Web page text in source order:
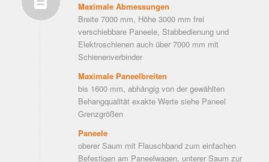
Maximale Abmessungen
Breite 7000 mm, Höhe 3000 mm frei
verschiebbare Paneele, Stabbedienung und
Elektroschienen auch über 7000 mm mit
Schienenverbinder
Maximale Paneelbreiten
bis 1600 mm, abhängig von der gewählten
Behangqualität exakte Werte siehe Paneel
Grenzgrößen
Paneele
oberer Saum mit Flauschband zum einfachen
Befestigen am Paneelwagen, unterer Saum zur